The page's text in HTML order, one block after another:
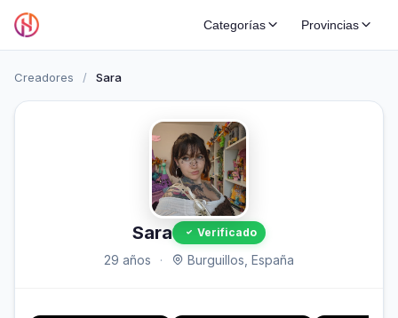
Categorías Provincias
Creadores / Sara
Sara Verificado
29 años · Burguillos, España